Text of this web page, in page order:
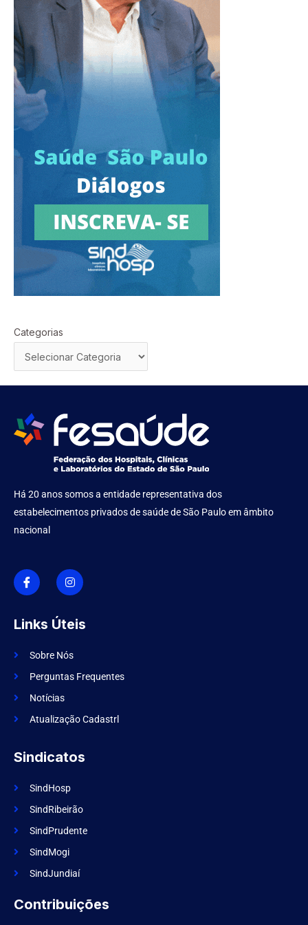
Categorias
Há 20 anos somos a entidade representativa dos
estabelecimentos privados de saúde de São Paulo em âmbito
nacional
I
c
o
n
f
a
e
o
k
I
n
s
t
g
r
m
Links Úteis
Sobre Nós
Perguntas Frequentes
Notícias
Atualização Cadastrl
Sindicatos
SindHosp
SindRibeirão
SindPrudente
SindMogi
SindJundiaí
Contribuições